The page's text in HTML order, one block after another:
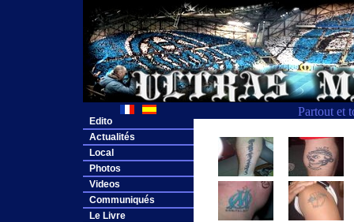
Partout et
Edito
Actualités
Local
Photos
Videos
Communiqués
Le Livre